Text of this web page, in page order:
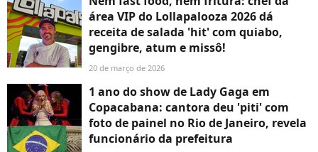
área VIP do Lollapalooza 2026 dá
receita de salada 'hit' com quiabo,
gengibre, atum e missô!
20 de março de 2026
1 ano do show de Lady Gaga em
Copacabana: cantora deu 'piti' com
foto de painel no Rio de Janeiro, revela
funcionário da prefeitura